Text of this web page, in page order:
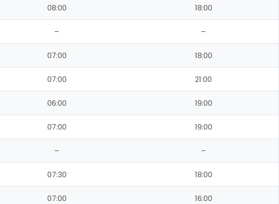
08:00 18:00
– –
07:00 18:00
07:00 21:00
06:00 19:00
07:00 19:00
– –
07:30 18:00
07:00 16:00